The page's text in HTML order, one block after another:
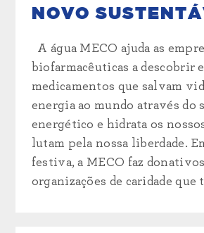
NOVO
A água MECO ajuda as
biofarmacêuticas a descobrir
medicamentos que salvam
energia ao mundo através do
energético e hidrata os
lutam pela nossa liberdade.
festiva, a MECO faz
organizações de caridade que